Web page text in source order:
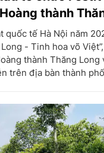
thành
quốc tế Hà Nội năm
- Tinh hoa võ
thành Thăng Long
trên địa bàn thành